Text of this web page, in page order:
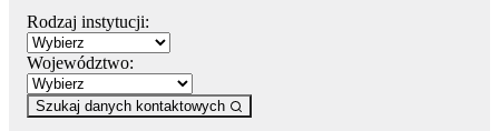
Rodzaj instytucji:
Województwo:
Szukaj danych kontaktowych